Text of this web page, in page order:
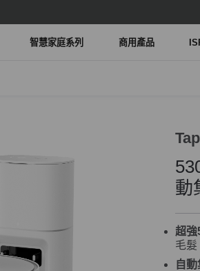
智慧家庭系列 商用產品
動
超強
毛髮
自